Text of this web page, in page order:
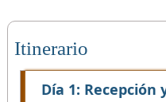
Itinerario
Día 1: Recepción